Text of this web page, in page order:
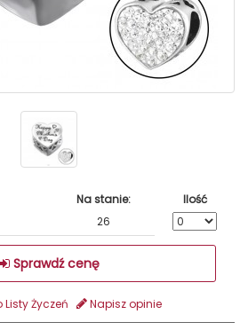
Na stanie:
Ilość
26
Sprawdź cenę
Życzeń Napisz opinie